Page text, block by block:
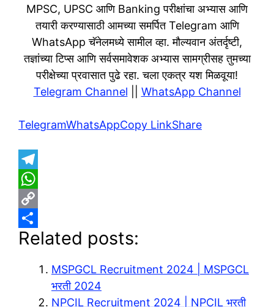
MPSC, UPSC आणि Banking परीक्षांचा अभ्यास आणि
तयारी करण्यासाठी आमच्या समर्पित Telegram आणि
WhatsApp चॅनेलमध्ये सामील व्हा. मौल्यवान अंतर्दृष्टी,
तज्ञांच्या टिप्स आणि सर्वसमावेशक अभ्यास सामग्रीसह तुमच्या
परीक्षेच्या प्रवासात पुढे रहा. चला एकत्र यश मिळवूया!
Telegram Channel
WhatsApp Channel
TelegramWhatsAppCopy LinkShare
T
e
e
W
h
a
C
o
S
Related posts:
MSPGCL Recruitment 2024 | MSPGCL
भरती 2024
NPCIL Recruitment 2024 | NPCIL भरती